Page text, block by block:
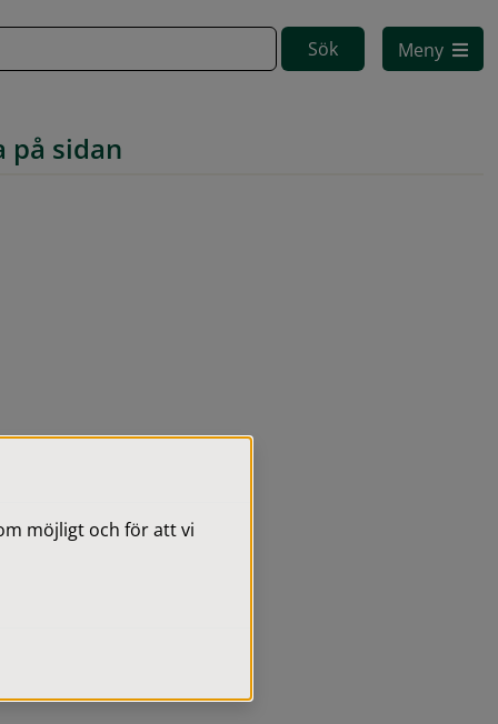
Meny
på sidan
möjligt och för att vi